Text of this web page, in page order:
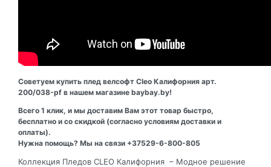
Советуем купить плед велсофт Cleo Калифорния арт.
200/038-pf в нашем магазине baybay.by!
Всего 1 клик, и мы доставим Вам этот товар быстро,
бесплатно и со скидкой (согласно условиям доставки и
оплаты).
Нужна помощь? Мы на связи +37529-6-800-805
Коллекция Пледов CLEO Калифорния – Модное решение